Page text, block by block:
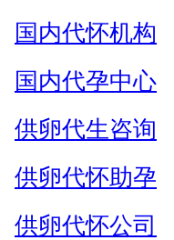
国内代怀机构
国内代孕中心
供卵代生咨询
供卵代怀助孕
供卵代怀公司